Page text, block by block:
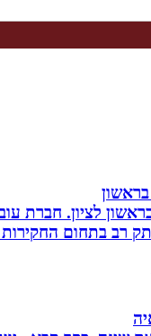
לציון. חברת
רב בתחום החקירות